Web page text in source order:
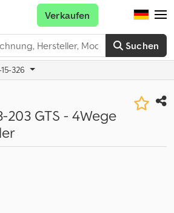
Suchen
Verkaufen
326
203 GTS - 4Wege